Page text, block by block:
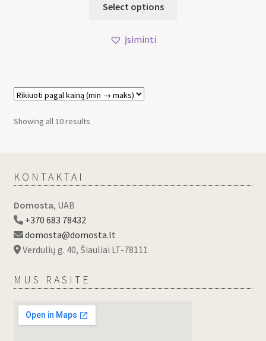
Select options
Įsiminti
Showing all 10 results
KONTAKTAI
Domosta, UAB
+370 683 78432
domosta@domosta.lt
Verdulių g. 40, Šiauliai LT-78111
MUS RASITE